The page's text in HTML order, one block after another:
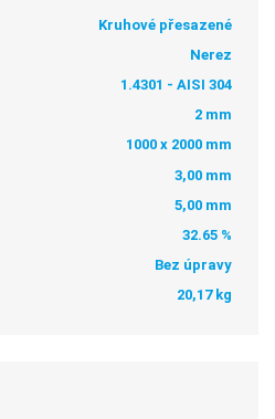
Kruhové přesazené
Nerez
1.4301 - AISI 304
2 mm
1000 x 2000 mm
3,00 mm
5,00 mm
32.65 %
Bez úpravy
20,17 kg